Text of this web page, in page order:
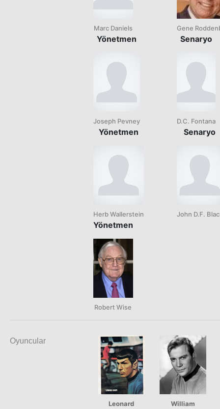
Marc Daniels
Yönetmen
Joseph Pevney
Yönetmen
Herb Wallerstein
Yönetmen
Robert Wise
Gene
Senaryo
D.C. Fontana
Senaryo
John D.F.
Oyuncular
Leonard
William